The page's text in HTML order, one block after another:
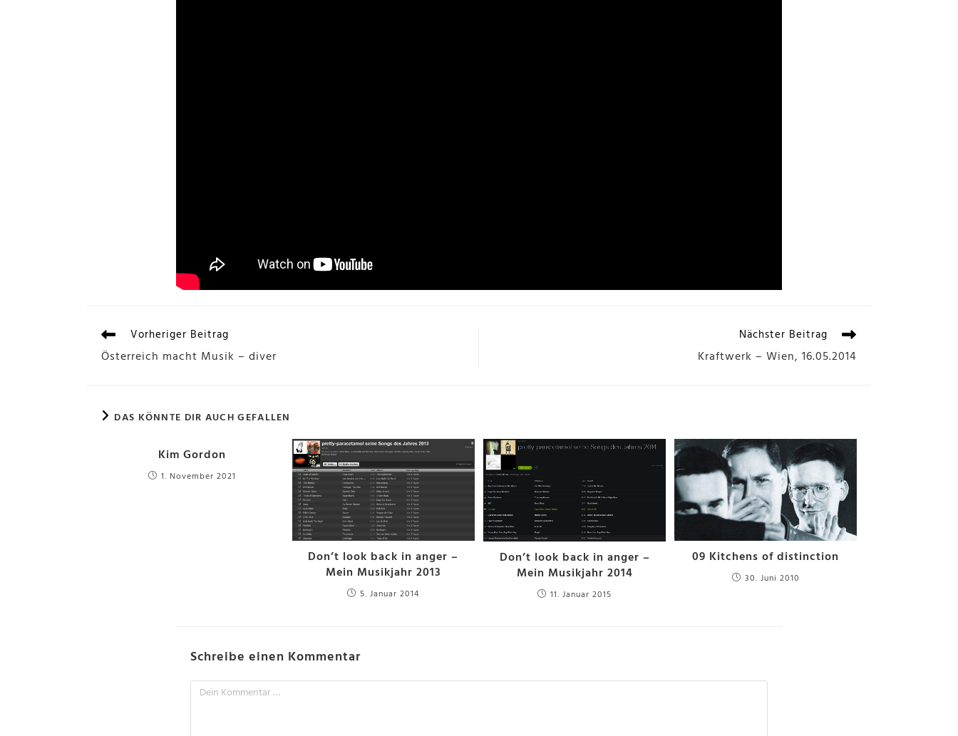
Vorheriger Beitrag
Österreich macht Musik – diver
Nächster Beitrag
Kraftwerk – Wien, 16.05.2014
DAS KÖNNTE DIR AUCH GEFALLEN
Kim Gordon
1. November 2021
Don’t look back in anger –
Mein Musikjahr 2013
5. Januar 2014
Don’t look back in anger –
Mein Musikjahr 2014
11. Januar 2015
09 Kitchens of distinction
30. Juni 2010
Schreibe einen Kommentar